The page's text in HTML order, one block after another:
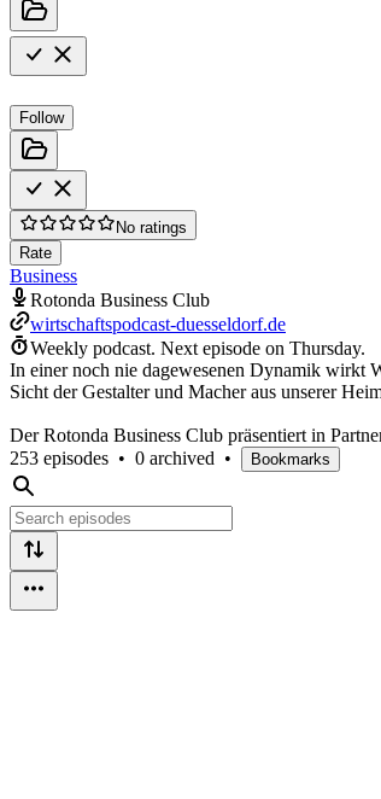
Follow
No ratings
Rate
Business
Rotonda Business Club
wirtschaftspodcast-duesseldorf.de
Weekly podcast. Next episode on Thursday.
In einer noch nie dagewesenen Dynamik wirkt
Sicht der Gestalter und Macher aus unserer
Der Rotonda Business Club präsentiert in
253 episodes • 0 archived • Bookmarks